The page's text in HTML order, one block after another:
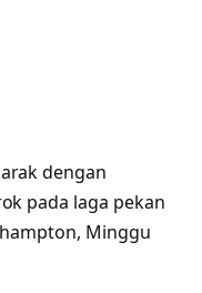
dengan
pada laga pekan
Minggu